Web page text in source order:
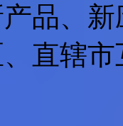
品、
直辖